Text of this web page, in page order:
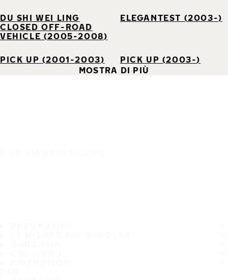
DU SHI WEI LING
CLOSED OFF-ROAD
VEHICLE (2005-2008)
ELEGANTEST (2003-)
PICK UP (2001-2003)
PICK UP (2003-)
MOSTRA DI PIÙ